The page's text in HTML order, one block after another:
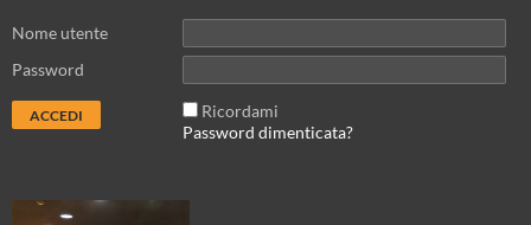
Nome utente
Password
Ricordami
Password dimenticata?